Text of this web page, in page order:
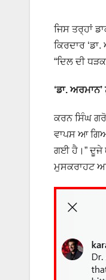
ਜਿਸ ਤਰ੍ਹਾਂ
ਕਿਰਦਾਰ
“ਦਿਲ ਦੀ
‘ਡਾ.
ਕਰਨ ਸਿੰਘ
ਵਾਪਸ ਆ
ਗਈ ਹੈ।” ਦੂਜੇ
ਮੁਸਕਰਾਹਟ